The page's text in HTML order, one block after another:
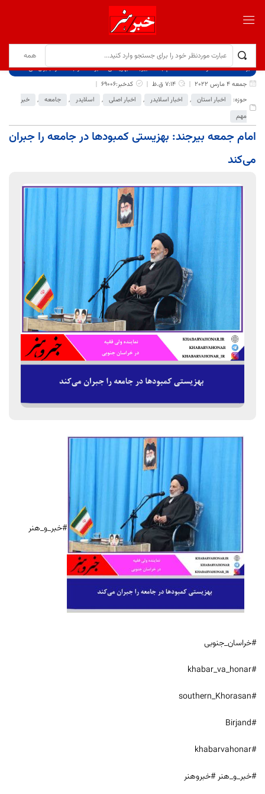
برگ نخست نوشته‌ها
امام جمعه بیرجند: بهزیستی کمبودها در جامعه را جبران می‌کند
جمعه 4 مارس 2022
7:14 ق.ظ
کدخبر:69006
حوزه:
اخبار استان , اخبار اسلایدر , اخبار اصلی , اسلایدر , جامعه ,
خبر
مهم
امام جمعه بیرجند: بهزیستی کمبودها در جامعه را جبران
می‌کند
#خبر_و_هنر
#خراسان_جنوبی
#khabar_va_honar
#southern_Khorasan
#Birjand
#khabarvahonar
#خبر_و_هنر #خبروهنر